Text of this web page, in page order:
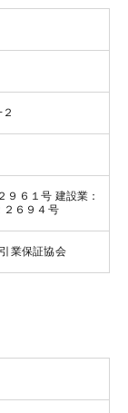
９６１号 建設業：
２６９４号
業保証協会